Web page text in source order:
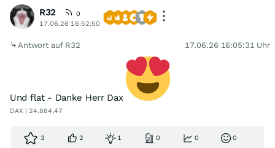
R32
0
17.06.26 16:52:50
Antwort auf R32 17.06.26 16:05:31 Uhr
Und flat - Danke Herr Dax
DAX | 24.884,47
3 2 1 0 0 0